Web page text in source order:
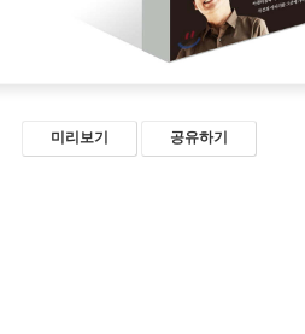
미리보기 공유하기